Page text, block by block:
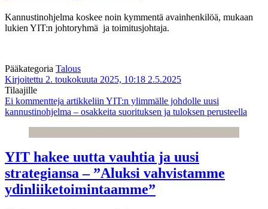
Kannustinohjelma koskee noin kymmentä avainhenkilöä, mukaan
lukien YIT:n johtoryhmä ja toimitusjohtaja.
Pääkategoria Talous
Kirjoitettu 2. toukokuuta 2025, 10:18 2.5.2025
Tilaajille
Ei kommentteja artikkeliin YIT:n ylimmälle johdolle uusi
kannustinohjelma – osakkeita suorituksen ja tuloksen perusteella
YIT hakee uutta vauhtia ja uusi
strategiansa – ”Aluksi vahvistamme
ydinliiketoimintaamme”